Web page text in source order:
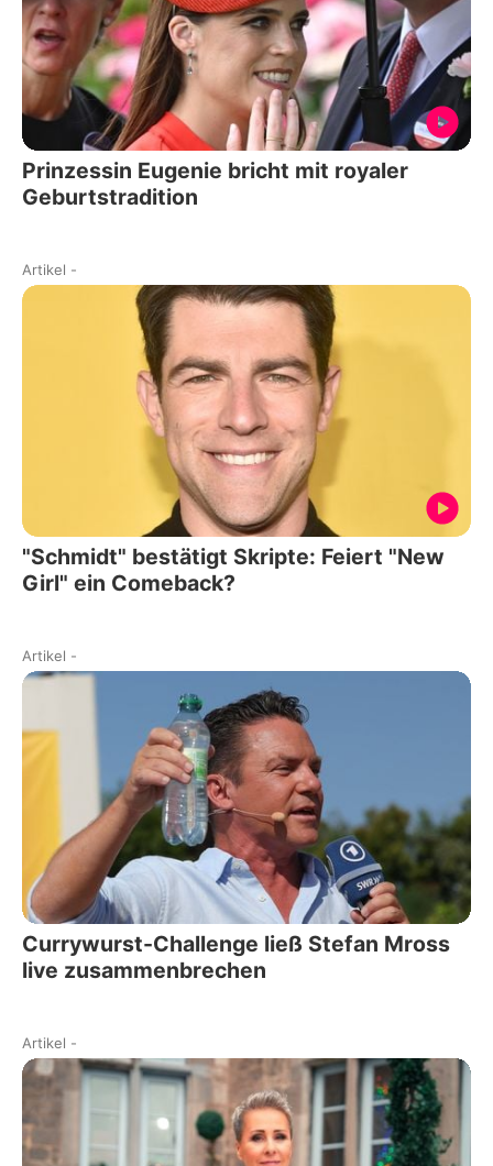
Prinzessin Eugenie bricht mit royaler
Geburtstradition
Artikel -
"Schmidt" bestätigt Skripte: Feiert "New
Girl" ein Comeback?
Artikel -
Currywurst-Challenge ließ Stefan Mross
live zusammenbrechen
Artikel -